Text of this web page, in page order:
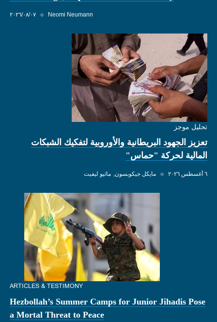
٠٧‏/٠٨‏/٢٠٢٦ ◆ Neomi Neumann
تحليل موجز
تعزيز الجهود البريطانية والأوروبية لتفكيك الشبكات
المالية لحركة "حماس"
٦ أغسطس ٢٠٢٦ ◆ مايكل جيكوبسون ماثيو ليفيت
ARTICLES & TESTIMONY
Hezbollah’s Summer Camps for Junior Jihadis Pose
a Mortal Threat to Peace